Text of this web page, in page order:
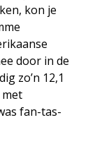
kon je
door in de
zo’n 12,1
fan-tas-